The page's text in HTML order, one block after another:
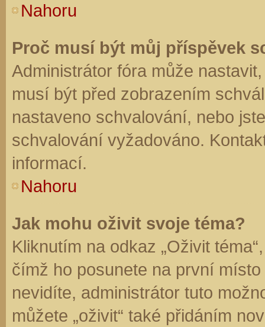
Nahoru
Proč musí být můj příspěvek
Administrátor fóra může
musí být před zobrazením
nastaveno schvalování, nebo
schvalování vyžadováno.
informací.
Nahoru
Jak mohu oživit svoje téma?
Kliknutím na odkaz „Oživit
čímž ho posunete na první
nevidíte, administrátor tuto
můžete „oživit“ také přidáním